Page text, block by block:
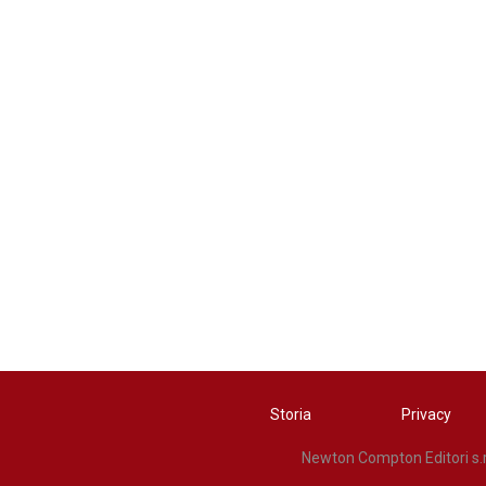
Storia Privacy
Newton Compton Editori